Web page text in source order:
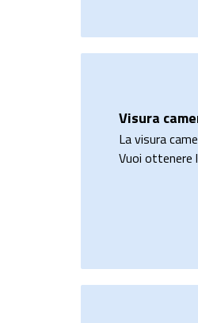
Visura
La visura
Vuoi ottenere